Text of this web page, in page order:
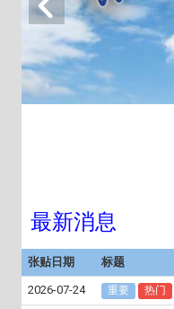
最新消息
张贴日期 标题
2026-07-24 重要 热门